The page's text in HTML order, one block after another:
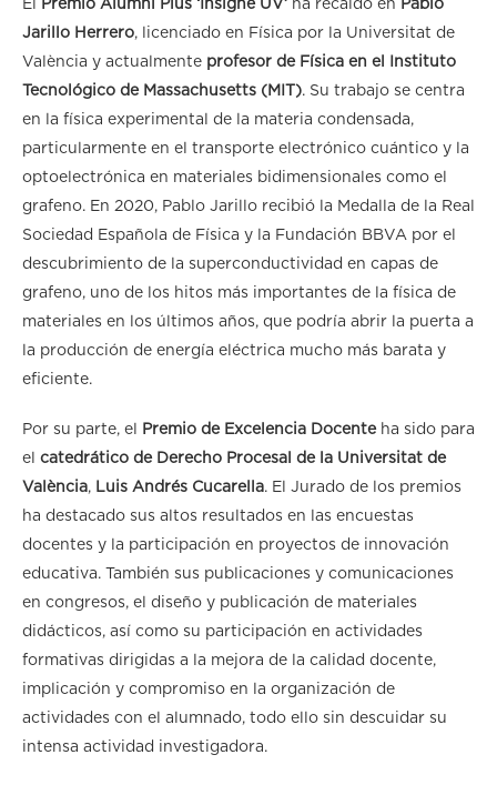
El Premio Alumni Plus ‘Insigne UV’ ha recaído en Pablo
Jarillo Herrero, licenciado en Física por la Universitat de
València y actualmente profesor de Física en el Instituto
Tecnológico de Massachusetts (MIT). Su trabajo se centra
en la física experimental de la materia condensada,
particularmente en el transporte electrónico cuántico y la
optoelectrónica en materiales bidimensionales como el
grafeno. En 2020, Pablo Jarillo recibió la Medalla de la Real
Sociedad Española de Física y la Fundación BBVA por el
descubrimiento de la superconductividad en capas de
grafeno, uno de los hitos más importantes de la física de
materiales en los últimos años, que podría abrir la puerta a
la producción de energía eléctrica mucho más barata y
eficiente.
Por su parte, el Premio de Excelencia Docenteha sido para
el catedrático de Derecho Procesal de la Universitat de
València, Luis Andrés Cucarella. El Jurado de los premios
ha destacado sus altos resultados en las encuestas
docentes y la participación en proyectos de innovación
educativa. También sus publicaciones y comunicaciones
en congresos, el diseño y publicación de materiales
didácticos, así como su participación en actividades
formativas dirigidas a la mejora de la calidad docente,
implicación y compromiso en la organización de
actividades con el alumnado, todo ello sin descuidar su
intensa actividad investigadora.